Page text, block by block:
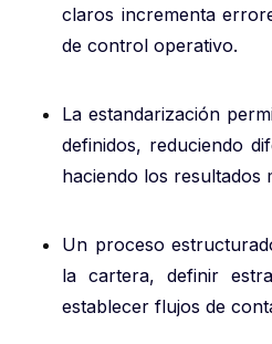
claros incrementa
de control operativo.
La estandarización
definidos, reduciendo
haciendo los resultados
Un proceso
la cartera, definir
establecer flujos de